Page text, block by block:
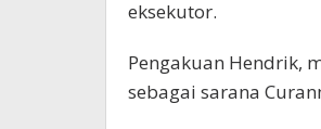
eksekutor.
Pengakuan Hendrik,
sebagai sarana